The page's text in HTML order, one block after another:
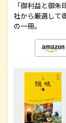
「御利益と御
社から厳選して
の一冊。